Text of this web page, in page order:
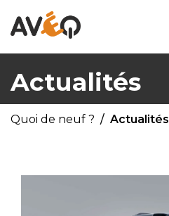
Actualités
Quoi de neuf ? Actualités